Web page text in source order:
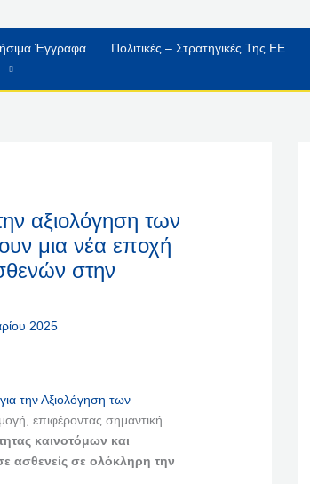
Έγγραφα Πολιτικές – Στρατηγικές Της ΕΕ
αξιολόγηση των
μια νέα εποχή
στην
2025
την Αξιολόγηση των
επιφέροντας σημαντική
καινοτόμων και
ασθενείς σε ολόκληρη την